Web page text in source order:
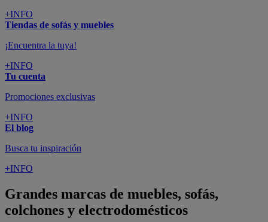
+INFO
Tiendas de sofás y muebles
¡Encuentra la tuya!
+INFO
Tu cuenta
Promociones exclusivas
+INFO
El blog
Busca tu inspiración
+INFO
Grandes marcas de muebles, sofás,
colchones y electrodomésticos